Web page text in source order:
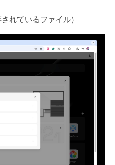
れているファイル）